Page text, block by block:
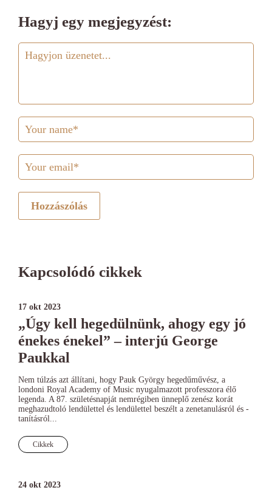
Hagyj egy megjegyzést:
Hozzászólás
Kapcsolódó cikkek
17 okt 2023
„Úgy kell hegedülnünk, ahogy egy jó
énekes énekel” – interjú George
Paukkal
Nem túlzás azt állítani, hogy Pauk György hegedűművész, a
londoni Royal Academy of Music nyugalmazott professzora élő
legenda. A 87. születésnapját nemrégiben ünneplő zenész korát
meghazudtoló lendülettel és lendülettel beszélt a zenetanulásról és -
tanításról...
Cikkek
24 okt 2023